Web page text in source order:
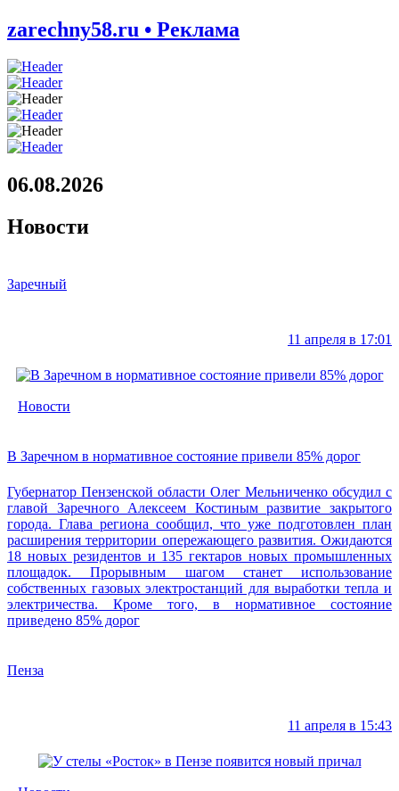
zarechny58.ru • Реклама
06.08.2026
Новости
Заречный
11 апреля в 17:01
Новости
В Заречном в нормативное состояние привели 85% дорог
Губернатор Пензенской области Олег Мельниченко обсудил с
главой Заречного Алексеем Костиным развитие закрытого
города. Глава региона сообщил, что уже подготовлен план
расширения территории опережающего развития. Ожидаются
18 новых резидентов и 135 гектаров новых промышленных
площадок. Прорывным шагом станет использование
собственных газовых электростанций для выработки тепла и
электричества. Кроме того, в нормативное состояние
приведено 85% дорог
Пенза
11 апреля в 15:43